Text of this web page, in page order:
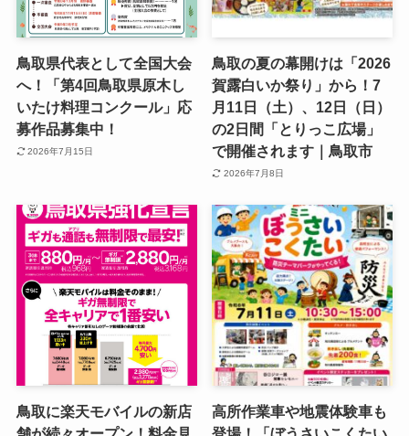
鳥取県代表として全国大会
へ！「第4回鳥取県原木し
いたけ料理コンクール」応
募作品募集中！
2026年7月15日
鳥取の夏の幕開けは「2026
賀露白いか祭り」から！7
月11日（土）、12日（日）
の2日間「とりっこ広場」
で開催されます｜鳥取市
2026年7月8日
鳥取に楽天モバイルの新店
高所作業車や地震体験車も